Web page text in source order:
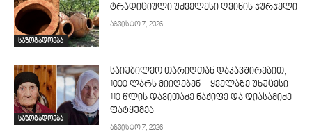
საზოგადოება
ტრადიციული უძველესი ღვინის ჭურჭელი
აგვისტო 7, 2026
საზოგადოება
საიუბილეო თარიღთან დაკავშირებით,
1000 ლარს მიიღებენ – ყველაზე უხუცესი
110 წლის დავითაძე ნაქიფე და დიასამიძე
ფატყუმეა
აგვისტო 7, 2026